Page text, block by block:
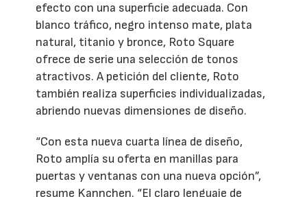
efecto con una superficie adecuada. Con
blanco tráfico, negro intenso mate, plata
natural, titanio y bronce, Roto Square
ofrece de serie una selección de tonos
atractivos. A petición del cliente, Roto
también realiza superficies individualizadas,
abriendo nuevas dimensiones de diseño.
“Con esta nueva cuarta línea de diseño,
Roto amplía su oferta en manillas para
puertas y ventanas con una nueva opción”,
resume Kannchen. “El claro lenguaje de